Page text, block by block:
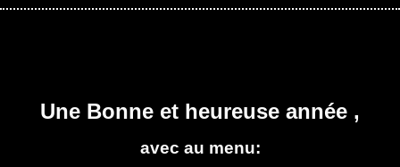
Une Bonne et heureuse année ,
avec au menu: